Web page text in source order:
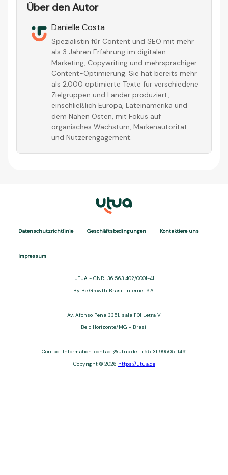
Über den Autor
Danielle Costa
Spezialistin für Content und SEO mit mehr
als 3 Jahren Erfahrung im digitalen
Marketing, Copywriting und mehrsprachiger
Content-Optimierung. Sie hat bereits mehr
als 2.000 optimierte Texte für verschiedene
Zielgruppen und Länder produziert,
einschließlich Europa, Lateinamerika und
dem Nahen Osten, mit Fokus auf
organisches Wachstum, Markenautorität
und Nutzerengagement.
Datenschutzrichtlinie Geschäftsbedingungen Kontaktiere uns
Impressum
UTUA - CNPJ 36.563.402/0001-41
By Be Growth Brasil Internet S.A.
Av. Afonso Pena 3351, sala 1101 Letra V
Belo Horizonte/MG - Brazil
Contact Information: contact@utua.de | +55 31 99505-1491
Copyright © 2026 https://utua.de